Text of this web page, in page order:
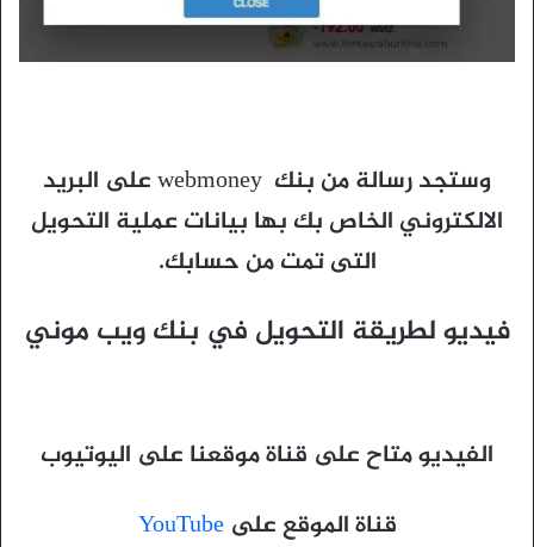
وستجد رسالة من بنك webmoney على البريد
الالكتروني الخاص بك بها بيانات عملية التحويل
التى تمت من حسابك.
فيديو لطريقة التحويل في بنك ويب موني
الفيديو متاح على قناة موقعنا على اليوتيوب
قناة الموقع علىYouTube